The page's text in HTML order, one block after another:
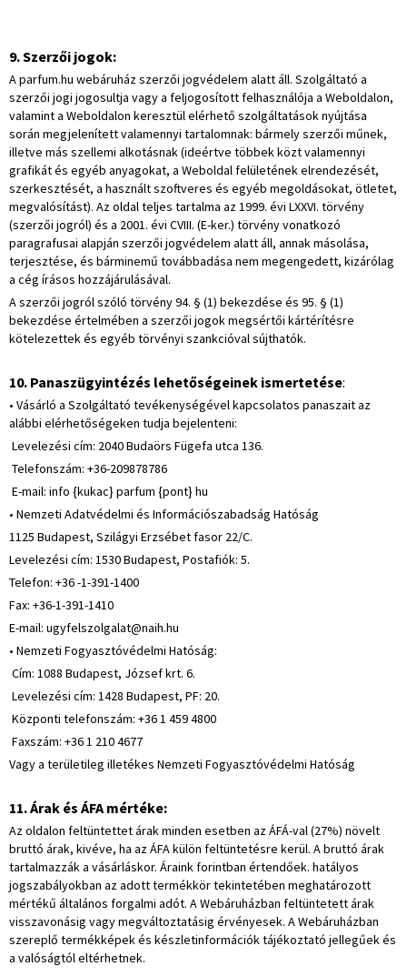
9. Szerzői jogok:
A parfum.hu webáruház szerzői jogvédelem alatt áll. Szolgáltató a
szerzői jogi jogosultja vagy a feljogosított felhasználója a Weboldalon,
valamint a Weboldalon keresztül elérhető szolgáltatások nyújtása
során megjelenített valamennyi tartalomnak: bármely szerzői műnek,
illetve más szellemi alkotásnak (ideértve többek közt valamennyi
grafikát és egyéb anyagokat, a Weboldal felületének elrendezését,
szerkesztését, a használt szoftveres és egyéb megoldásokat, ötletet,
megvalósítást). Az oldal teljes tartalma az 1999. évi LXXVI. törvény
(szerzői jogról) és a 2001. évi CVIII. (E-ker.) törvény vonatkozó
paragrafusai alapján szerzői jogvédelem alatt áll, annak másolása,
terjesztése, és bárminemű továbbadása nem megengedett, kizárólag
a cég írásos hozzájárulásával.
A szerzői jogról szóló törvény 94. § (1) bekezdése és 95. § (1)
bekezdése értelmében a szerzői jogok megsértői kártérítésre
kötelezettek és egyéb törvényi szankcióval sújthatók.
10. Panaszügyintézés lehetőségeinek ismertetése:
• Vásárló a Szolgáltató tevékenységével kapcsolatos panaszait az
alábbi elérhetőségeken tudja bejelenteni:
Levelezési cím: 2040 Budaörs Fügefa utca 136.
Telefonszám: +36-209878786
E-mail: info {kukac} parfum {pont} hu
• Nemzeti Adatvédelmi és Információszabadság Hatóság
1125 Budapest, Szilágyi Erzsébet fasor 22/C.
Levelezési cím: 1530 Budapest, Postafiók: 5.
Telefon: +36 -1-391-1400
Fax: +36-1-391-1410
E-mail: ugyfelszolgalat@naih.hu
• Nemzeti Fogyasztóvédelmi Hatóság:
Cím: 1088 Budapest, József krt. 6.
Levelezési cím: 1428 Budapest, PF: 20.
Központi telefonszám: +36 1 459 4800
Faxszám: +36 1 210 4677
Vagy a területileg illetékes Nemzeti Fogyasztóvédelmi Hatóság
11. Árak és ÁFA mértéke:
Az oldalon feltüntettet árak minden esetben az ÁFÁ-val (27%) növelt
bruttó árak, kivéve, ha az ÁFA külön feltüntetésre kerül. A bruttó árak
tartalmazzák a vásárláskor. Áraink forintban értendőek. hatályos
jogszabályokban az adott termékkör tekintetében meghatározott
mértékű általános forgalmi adót. A Webáruházban feltüntetett árak
visszavonásig vagy megváltoztatásig érvényesek. A Webáruházban
szereplő termékképek és készletinformációk tájékoztató jellegűek és
a valóságtól eltérhetnek.